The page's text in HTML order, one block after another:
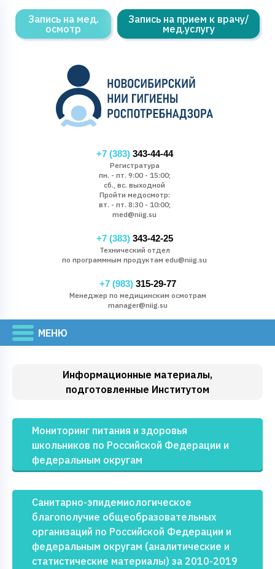
Запись на мед.
осмотр
Запись на прием к врачу/
мед.услугу
+7 (383)343-44-44
Регистратура
пн. - пт. 9:00 - 15:00;
сб., вс. выходной
Пройти медосмотр:
вт. - пт. 8:30 - 10:00;
med@niig.su
+7 (383)343-42-25
Технический отдел
по программным продуктам edu@niig.su
+7 (983)315-29-77
Менеджер по медицинским осмотрам
manager@niig.su
Информационные материалы,
подготовленные Институтом
Мониторинг питания и здоровья
школьников по Российской Федерации и
федеральным округам
Санитарно-эпидемиологическое
благополучие общеобразовательных
организаций по Российской Федерации и
федеральным округам (аналитические и
статистические материалы) за 2010-2019